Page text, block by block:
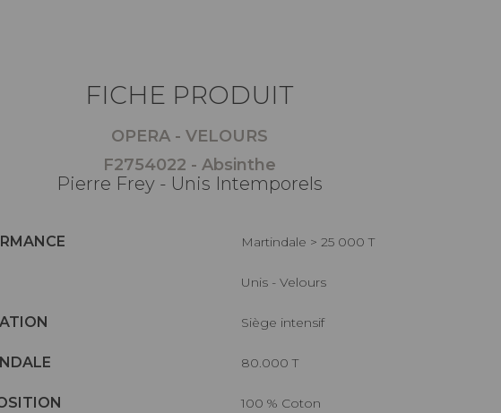
FICHE PRODUIT
OPERA - VELOURS
F2754022 - Absinthe
Pierre Frey - Unis Intemporels
Martindale > 25 000 T
Unis - Velours
Siège intensif
80.000 T
100 % Coton